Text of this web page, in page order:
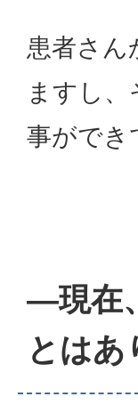
患者さん
ますし
事ができ
―現在
とはあ